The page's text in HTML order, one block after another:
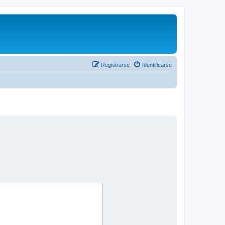
Identificarse
Registrarse